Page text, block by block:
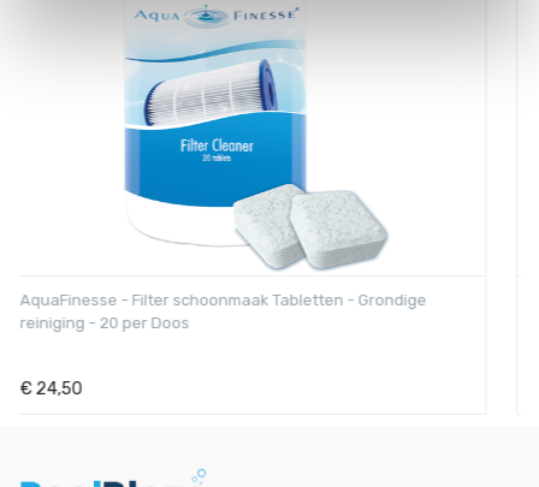
AquaFinesse - Luxe Spa Kristallen - Kristallen op zout basis
- Speciale geuren
€22,50